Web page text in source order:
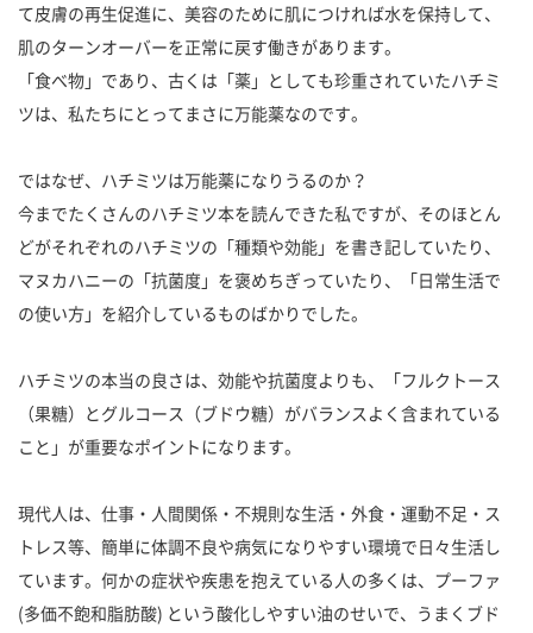
て皮膚の再生促進に、美容のために肌につければ水を保持して、
肌のターンオーバーを正常に戻す働きがあります。
「食べ物」であり、古くは「薬」としても珍重されていたハチミ
ツは、私たちにとってまさに万能薬なのです。
ではなぜ、ハチミツは万能薬になりうるのか？
今までたくさんのハチミツ本を読んできた私ですが、そのほとん
どがそれぞれのハチミツの「種類や効能」を書き記していたり、
マヌカハニーの「抗菌度」を褒めちぎっていたり、「日常生活で
の使い方」を紹介しているものばかりでした。
ハチミツの本当の良さは、効能や抗菌度よりも、「フルクトース
（果糖）とグルコース（ブドウ糖）がバランスよく含まれている
こと」が重要なポイントになります。
現代人は、仕事・人間関係・不規則な生活・外食・運動不足・ス
トレス等、簡単に体調不良や病気になりやすい環境で日々生活し
ています。何かの症状や疾患を抱えている人の多くは、プーファ
(多価不飽和脂肪酸) という酸化しやすい油のせいで、うまくブド